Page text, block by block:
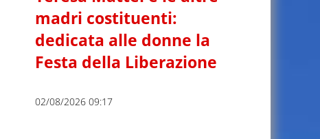
madri costituenti:
dedicata alle donne la
Festa della Liberazione
02/08/2026 09:17